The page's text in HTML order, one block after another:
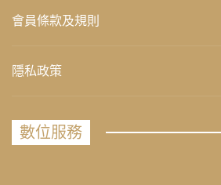
會員條款及規則
隱私政策
數位服務